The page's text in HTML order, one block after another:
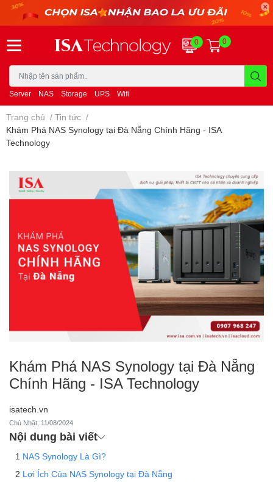
Server NAS Storage UPS Wifi
0 0
Trang chủ / Tin tức /
Khám Phá NAS Synology tại Đà Nẵng Chính Hãng - ISA
Technology
Khám Phá NAS Synology tại Đà Nẵng
Chính Hãng - ISA Technology
isatech.vn
Chủ Nhật, 11/08/2024
Nội dung bài viết
NAS Synology Là Gì?
Lợi Ích Của NAS Synology tại Đà Nẵng